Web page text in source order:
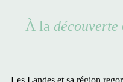
À la découverte